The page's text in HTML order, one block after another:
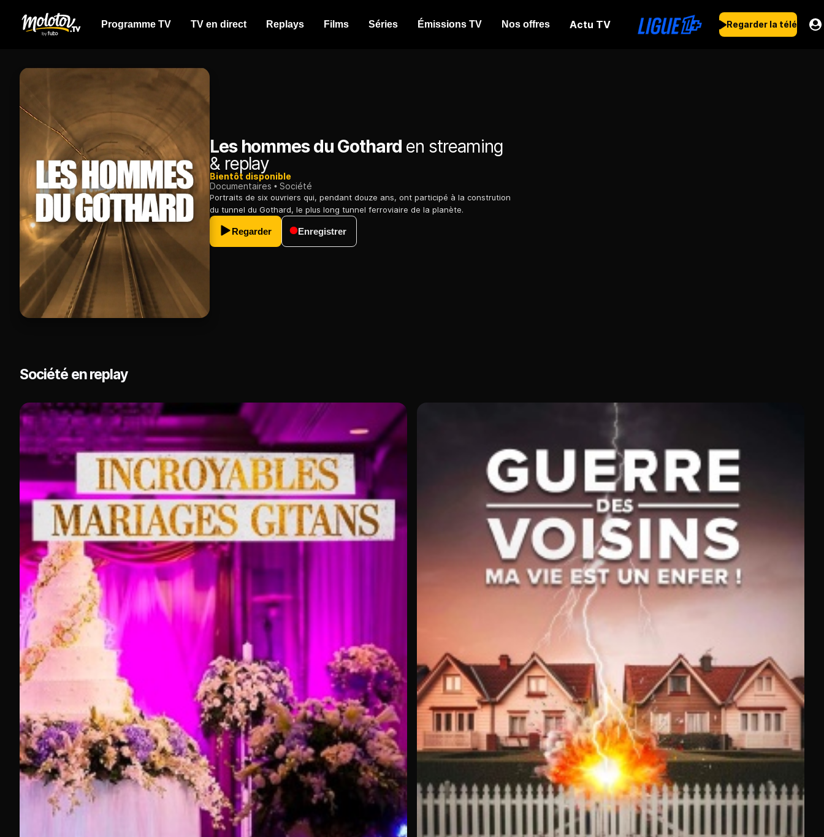
Programme TV TV en direct Replays Films Séries Émissions TV Nos offres Actu TV Regarder la télé
Les hommes du Gothard en streaming
& replay
Bientôt disponible
Documentaires
Société
Portraits de six ouvriers qui, pendant douze ans, ont participé à la constrution
du tunnel du Gothard, le plus long tunnel ferroviaire de la planète.
Regarder Enregistrer
Société en replay